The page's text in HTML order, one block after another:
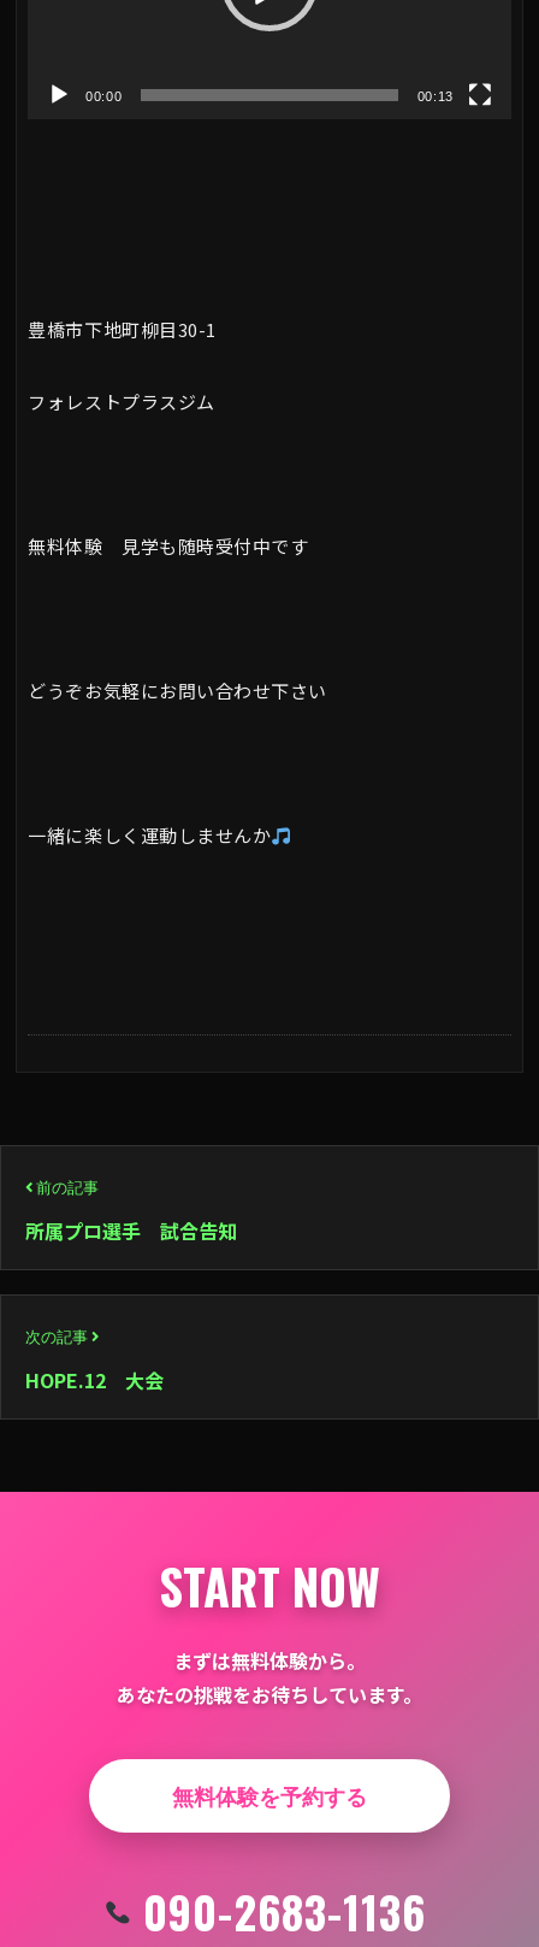
00:00 00:13
豊橋市下地町柳目30-1
フォレストプラスジム
無料体験 見学も随時受付中です
どうぞお気軽にお問い合わせ下さい
一緒に楽しく運動しませんか
稿
ナ
ビ
ゲ
ー
ョ
前の記事
所属プロ選手 試合告知
次の記事
HOPE.12 大会
START NOW
まずは無料体験から。
あなたの挑戦をお待ちしています。
無料体験を予約する
090-2683-1136